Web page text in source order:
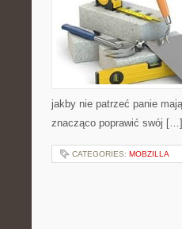
jakby nie patrzeć panie
znacząco poprawić swój […]
CATEGORIES: MOBZILLA